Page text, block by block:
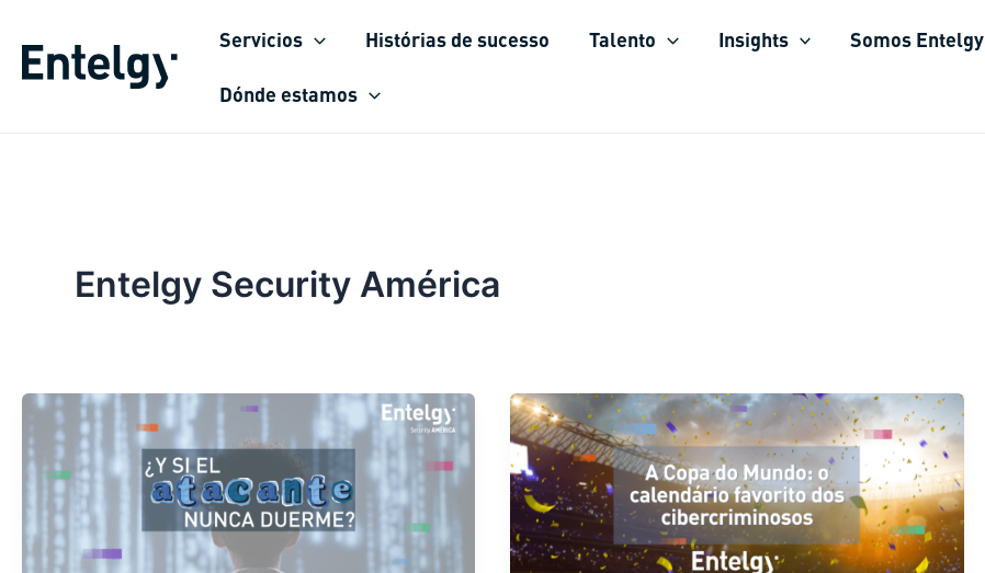
para
Servicios Histórias de sucesso Talento Insights Somos Entelgy
Dónde estamos
Entelgy Security América